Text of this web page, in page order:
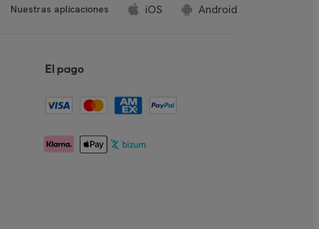
Nuestras aplicaciones iOS Android
El pago